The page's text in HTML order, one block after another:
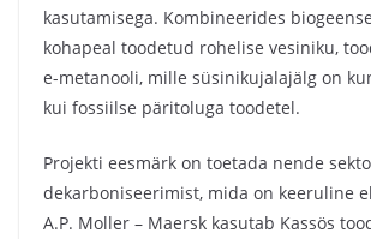
kasutamisega. Kombineerides
kohapeal toodetud rohelise vesiniku,
e-metanooli, mille süsinikujalajälg on
kui fossiilse päritoluga toodetel.
Projekti eesmärk on toetada nende
dekarboniseerimist, mida on keeruline
A.P. Moller – Maersk kasutab Kassös